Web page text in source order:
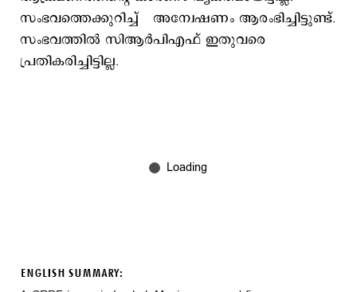
സംഭവത്തെക്കുറിച്ച് അന്വേഷണം ആരംഭിച്ചിട്ടുണ്ട്.
സംഭവത്തില്‍ സിആര്‍പിഎഫ് ഇതുവരെ
പ്രതികരിച്ചിട്ടില്ല.
ENGLISH SUMMARY: